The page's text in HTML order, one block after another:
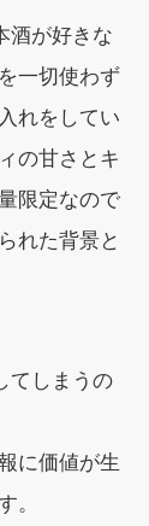
酒が好きな
一切使わず
れをしてい
の甘さとキ
限定なので
れた背景と
てしまうの
に価値が生
。